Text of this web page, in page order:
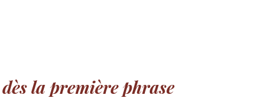
dès la première phrase